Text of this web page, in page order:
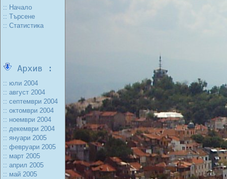
:: Начало
:: Търсене
:: Статистика
Архив :
:: юли 2004
:: август 2004
:: септември 2004
:: октомври 2004
:: ноември 2004
:: декември 2004
:: януари 2005
:: февруари 2005
:: март 2005
:: април 2005
:: май 2005